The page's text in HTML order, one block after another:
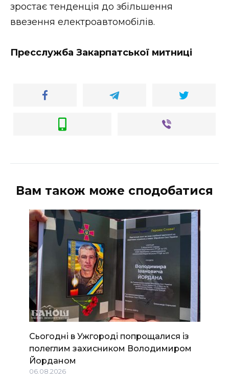
зростає тенденція до збільшення
ввезення електроавтомобілів.
Пресслужба Закарпатської митниці
Вам також може сподобатися
Сьогодні в Ужгороді попрощалися із
полеглим захисником Володимиром
Йорданом
06.08.2026